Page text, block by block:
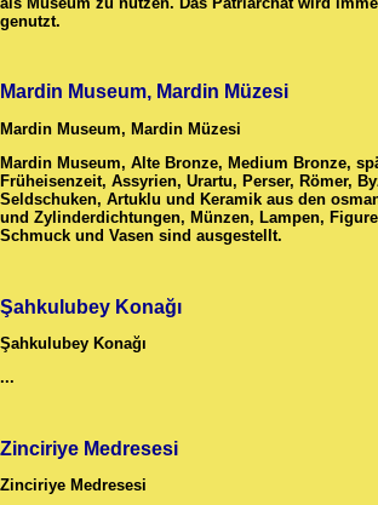
genutzt.
Mardin Museum, Mardin Müzesi
Mardin Museum, Mardin Müzesi
Mardin Museum, Alte Bronze, Medium Bronze,
Früheisenzeit, Assyrien, Urartu, Perser, Römer,
Seldschuken, Artuklu und Keramik aus den
und Zylinderdichtungen, Münzen, Lampen,
Schmuck und Vasen sind ausgestellt.
Şahkulubey Konağı
Şahkulubey Konağı
...
Zinciriye Medresesi
Zinciriye Medresesi